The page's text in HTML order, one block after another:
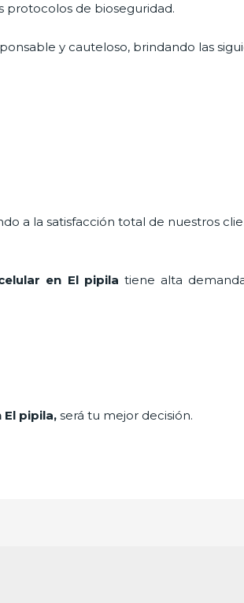
protocolos de bioseguridad.
y cauteloso, brindando las
a la satisfacción total de nuestros
en El pipila tiene alta
El pipila, será tu mejor decisión.